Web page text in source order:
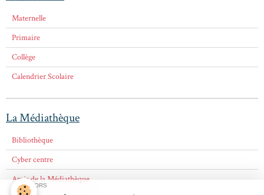
Maternelle
Primaire
Collège
Calendrier Scolaire
La Médiathèque
Bibliothèque
Cyber centre
Amis de la Médiathèque
SPONSORS